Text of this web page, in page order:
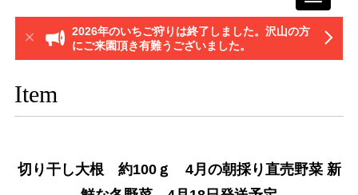
2026年のいちご狩りは終了しました。沢山の方
にご来園頂き有難うございました。
Item
切り干し大根 約100ｇ 4月の朝採り直売野菜 新